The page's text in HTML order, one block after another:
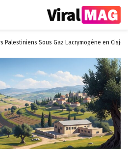
Palestiniens Sous Gaz Lacrymogène en